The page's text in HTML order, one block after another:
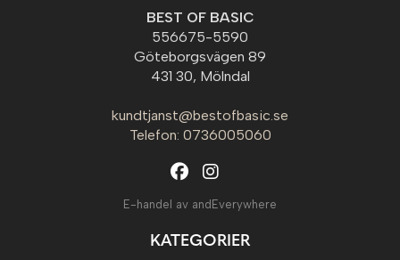
BEST OF BASIC
556675-5590
Göteborgsvägen 89
431 30, Mölndal
kundtjanst@bestofbasic.se
Telefon: 0736005060
E-handel av andEverywhere
KATEGORIER